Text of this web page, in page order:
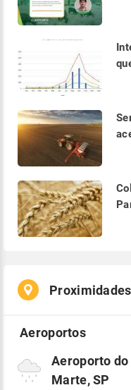
Proximidades
Aeroporto do
Marte, SP